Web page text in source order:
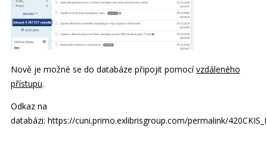
Nově je možné se do databáze připojit pomocívzdáleného
přístupu.
Odkaz na
databázi: https://cuni.primo.exlibrisgroup.com/permalink/